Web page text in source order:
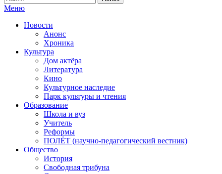
Меню
Новости
Анонс
Хроника
Культура
Дом актёра
Литература
Кино
Культурное наследие
Парк культуры и чтения
Образование
Школа и вуз
Учитель
Реформы
ПОЛЁТ (научно-педагогический вестник)
Общество
История
Свободная трибуна